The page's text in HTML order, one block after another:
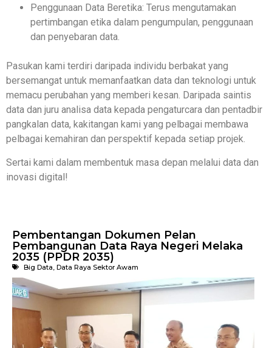
Penggunaan Data Beretika: Terus mengutamakan
pertimbangan etika dalam pengumpulan, penggunaan
dan penyebaran data.
Pasukan kami terdiri daripada individu berbakat yang
bersemangat untuk memanfaatkan data dan teknologi untuk
memacu perubahan yang memberi kesan. Daripada saintis
data dan juru analisa data kepada pengaturcara dan pentadbir
pangkalan data, kakitangan kami yang pelbagai membawa
pelbagai kemahiran dan perspektif kepada setiap projek.
Sertai kami dalam membentuk masa depan melalui data dan
inovasi digital!
Pembentangan Dokumen Pelan
Pembangunan Data Raya Negeri Melaka
2035 (PPDR 2035)
Big Data, Data Raya Sektor Awam